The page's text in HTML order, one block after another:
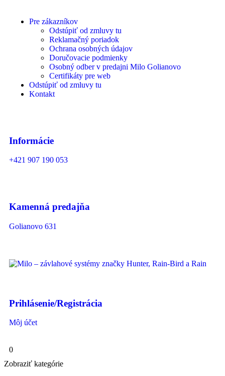
Pre zákazníkov
Odstúpiť od zmluvy tu
Reklamačný poriadok
Ochrana osobných údajov
Doručovacie podmienky
Osobný odber v predajni Milo Golianovo
Certifikáty pre web
Odstúpiť od zmluvy tu
Kontakt
Informácie
+421 907 190 053
Kamenná predajňa
Golianovo 631
Prihlásenie/Registrácia
Môj účet
0
Zobraziť kategórie